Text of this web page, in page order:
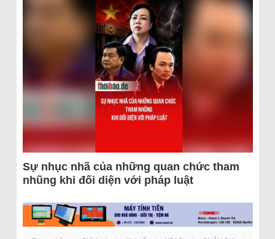
Sự nhục nhã của những quan chức tham
nhũng khi đối diện với pháp luật